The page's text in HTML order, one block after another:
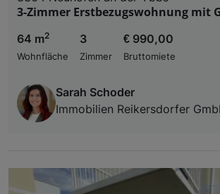
3-Zimmer Erstbezugswohnung mit
64 m2
Wohnfläche
3
Zimmer
€ 990,00
Bruttomiete
Sarah Schoder
Immobilien Reikersdorfer